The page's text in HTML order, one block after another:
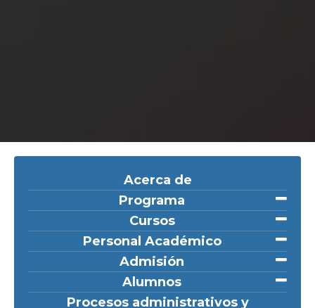
Acerca de
Programa
Cursos
Personal Académico
Admisión
Alumnos
Procesos administrativos y